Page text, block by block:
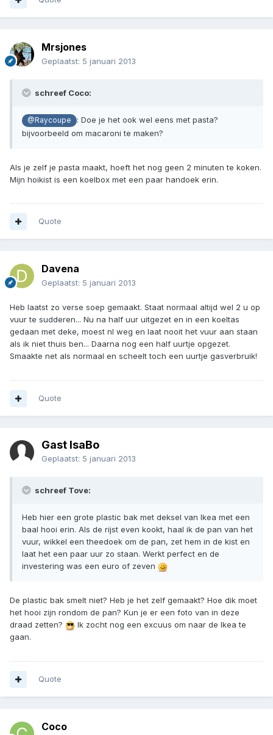
Mrsjones
Geplaatst: 5 januari 2013
schreef Coco:
@Raycoupe
: Doe je het ook wel eens met pasta?
bijvoorbeeld om macaroni te maken?
Als je zelf je pasta maakt, hoeft het nog geen 2 minuten te koken.
Mijn hoikist is een koelbox met een paar handoek erin.
Quote
Davena
Geplaatst: 5 januari 2013
Heb laatst zo verse soep gemaakt. Staat normaal altijd wel 2 u op
vuur te sudderen... Nu na half uur uitgezet en in een koeltas
gedaan met deke, moest nl weg en laat nooit het vuur aan staan
als ik niet thuis ben... Daarna nog een half uurtje opgezet.
Smaakte net als normaal en scheelt toch een uurtje gasverbruik!
Quote
Gast IsaBo
Geplaatst: 5 januari 2013
schreef Tove:
Heb hier een grote plastic bak met deksel van Ikea met een
baal hooi erin. Als de rijst even kookt, haal ik de pan van het
vuur, wikkel een theedoek om de pan, zet hem in de kist en
laat het een paar uur zo staan. Werkt perfect en de
investering was een euro of zeven
De plastic bak smelt niet? Heb je het zelf gemaakt? Hoe dik moet
het hooi zijn rondom de pan? Kun je er een foto van in deze
draad zetten?
Ik zocht nog een excuus om naar de Ikea te
gaan.
Quote
Coco